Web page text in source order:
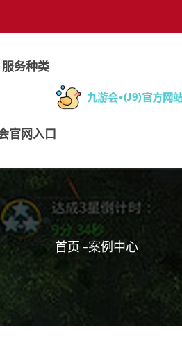
服务种类
官网入口
首页 -案例中心